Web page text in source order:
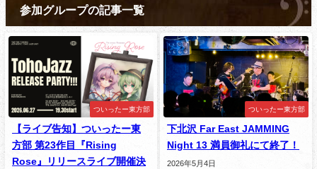
参加グループの記事一覧
ついったー東方部
【ライブ告知】ついったー東
方部 第23作目『Rising
Rose』リリースライブ開催決
ついったー東方部
下北沢 Far East JAMMING
Night 13 満員御礼にて終了！
2026年5月4日